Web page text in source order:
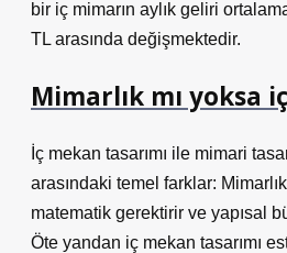
bir iç mimarın aylık geliri
TL arasında değişmektedir.
Mimarlık mı yoksa
İç mekan tasarımı ile mimari
arasındaki temel farklar:
matematik gerektirir ve yapısal
Öte yandan iç mekan tasarımı